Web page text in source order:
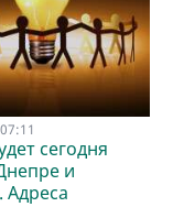
сегодня
и
Адреса